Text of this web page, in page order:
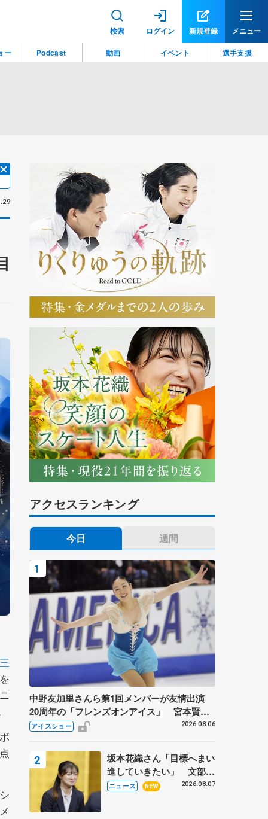
検索 ログイン 新規登録 メニュー
三
アクセスランキング
今日 週間
中野友加里さんら第1回メンバーが友情出演
20周年の「フレンズオンアイス」 宮本賢二
さん、有川梨絵さん、田村岳斗さんも
アイスショー 2026.08.06
坂本花織さん「目標へまい
進していきたい」 文部科
学省スポーツ表彰式で代表
ニュース NEW 2026.08.07
ー Podcast 動画 イベント 選手支援